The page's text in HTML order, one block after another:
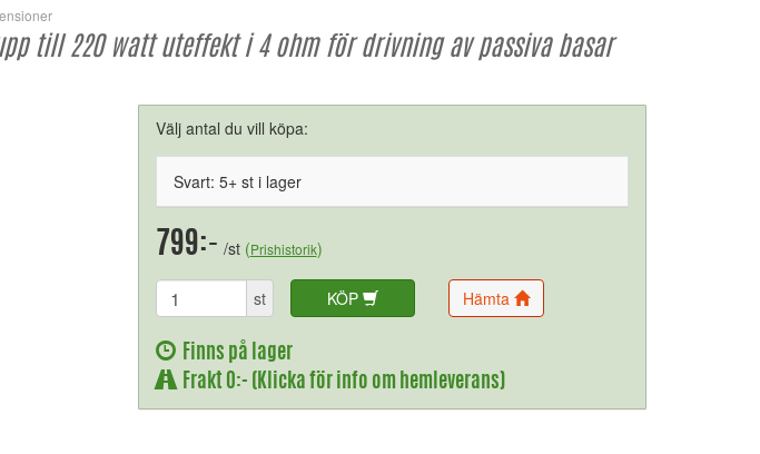
till 220 watt uteffekt i 4 ohm för drivning av passiva basar
Välj antal du vill köpa:
Svart: 5+ st i lager
799:- /st (Prishistorik)
st KÖP Hämta
Finns på lager
Frakt 0:- (Klicka för info om hemleverans)